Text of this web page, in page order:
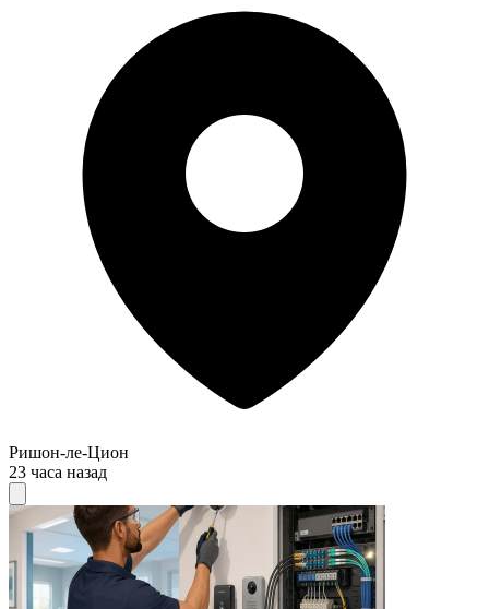
Ришон-ле-Цион
23 часа назад